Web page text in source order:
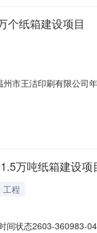
个纸箱建设项目
市王洁印刷有限公司
直接负责的主管人员
万吨纸箱建设项
工程
间状态2603-360983-